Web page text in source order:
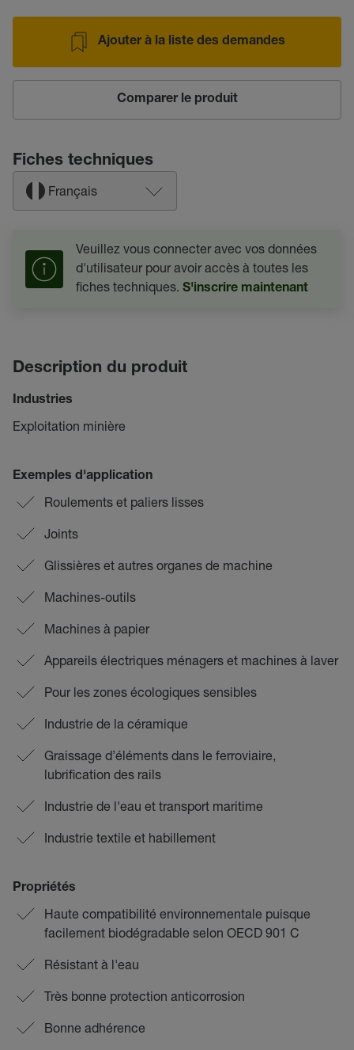
Ajouter à la liste des demandes
Comparer le produit
Fiches techniques
Français
Veuillez vous connecter avec vos données
d'utilisateur pour avoir accès à toutes les
fiches techniques. S'inscrire maintenant
Description du produit
Industries
Exploitation minière
Exemples d'application
Roulements et paliers lisses
Joints
Glissières et autres organes de machine
Machines-outils
Machines à papier
Appareils électriques ménagers et machines à laver
Pour les zones écologiques sensibles
Industrie de la céramique
Graissage d’éléments dans le ferroviaire,
lubrification des rails
Industrie de l'eau et transport maritime
Industrie textile et habillement
Propriétés
Haute compatibilité environnementale puisque
facilement biodégradable selon OECD 901 C
Résistant à l'eau
Très bonne protection anticorrosion
Bonne adhérence